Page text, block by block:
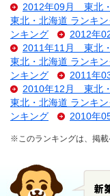
2012年09月 東北
東北・北海道 ランキ
ンキング
2012年
2011年11月 東北
東北・北海道 ランキ
ンキング
2011年
2010年12月 東北
東北・北海道 ランキ
ンキング
2010年
※このランキングは、掲載